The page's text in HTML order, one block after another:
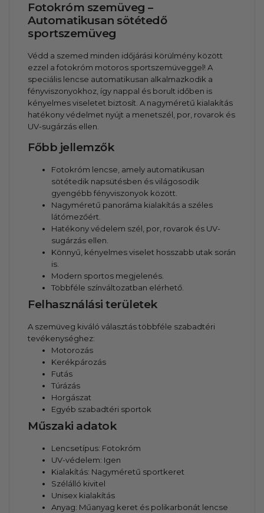
Fotokróm szemüveg –
Automatikusan sötétedő
sportszemüveg
Védd a szemed minden időjárási körülmény között
ezzel a fotokróm motoros sportszemüveggel! A
speciális lencse automatikusan alkalmazkodik a
fényviszonyokhoz, így nappal és borult időben is
kényelmes viseletet biztosít. A nagyméretű kialakítás
hatékony védelmet nyújt a menetszél, por, rovarok és
UV-sugárzás ellen.
Főbb jellemzők
Fotokróm lencse, amely automatikusan
sötétedik napsütésben és világosodik
gyengébb fényviszonyok között.
Nagyméretű panoráma kialakítás a széles
látómezőért.
Hatékony védelem szél, por, rovarok és UV-
sugárzás ellen.
Könnyű, kényelmes viselet hosszabb utak során
is.
Modern sportos megjelenés.
Többféle színváltozatban elérhető.
Felhasználási területek
A szemüveg kiváló választás többféle szabadtéri
tevékenységhez:
Motorozás
Kerékpározás
Futás
Túrázás
Horgászat
Egyéb szabadtéri sportok
Műszaki adatok
Lencsetípus: Fotokróm
UV-védelem: Igen
Kialakítás: Nagyméretű sportkeret
Szélálló kivitel
Unisex kialakítás
Anyag: Műanyag keret és polikarbonát lencse